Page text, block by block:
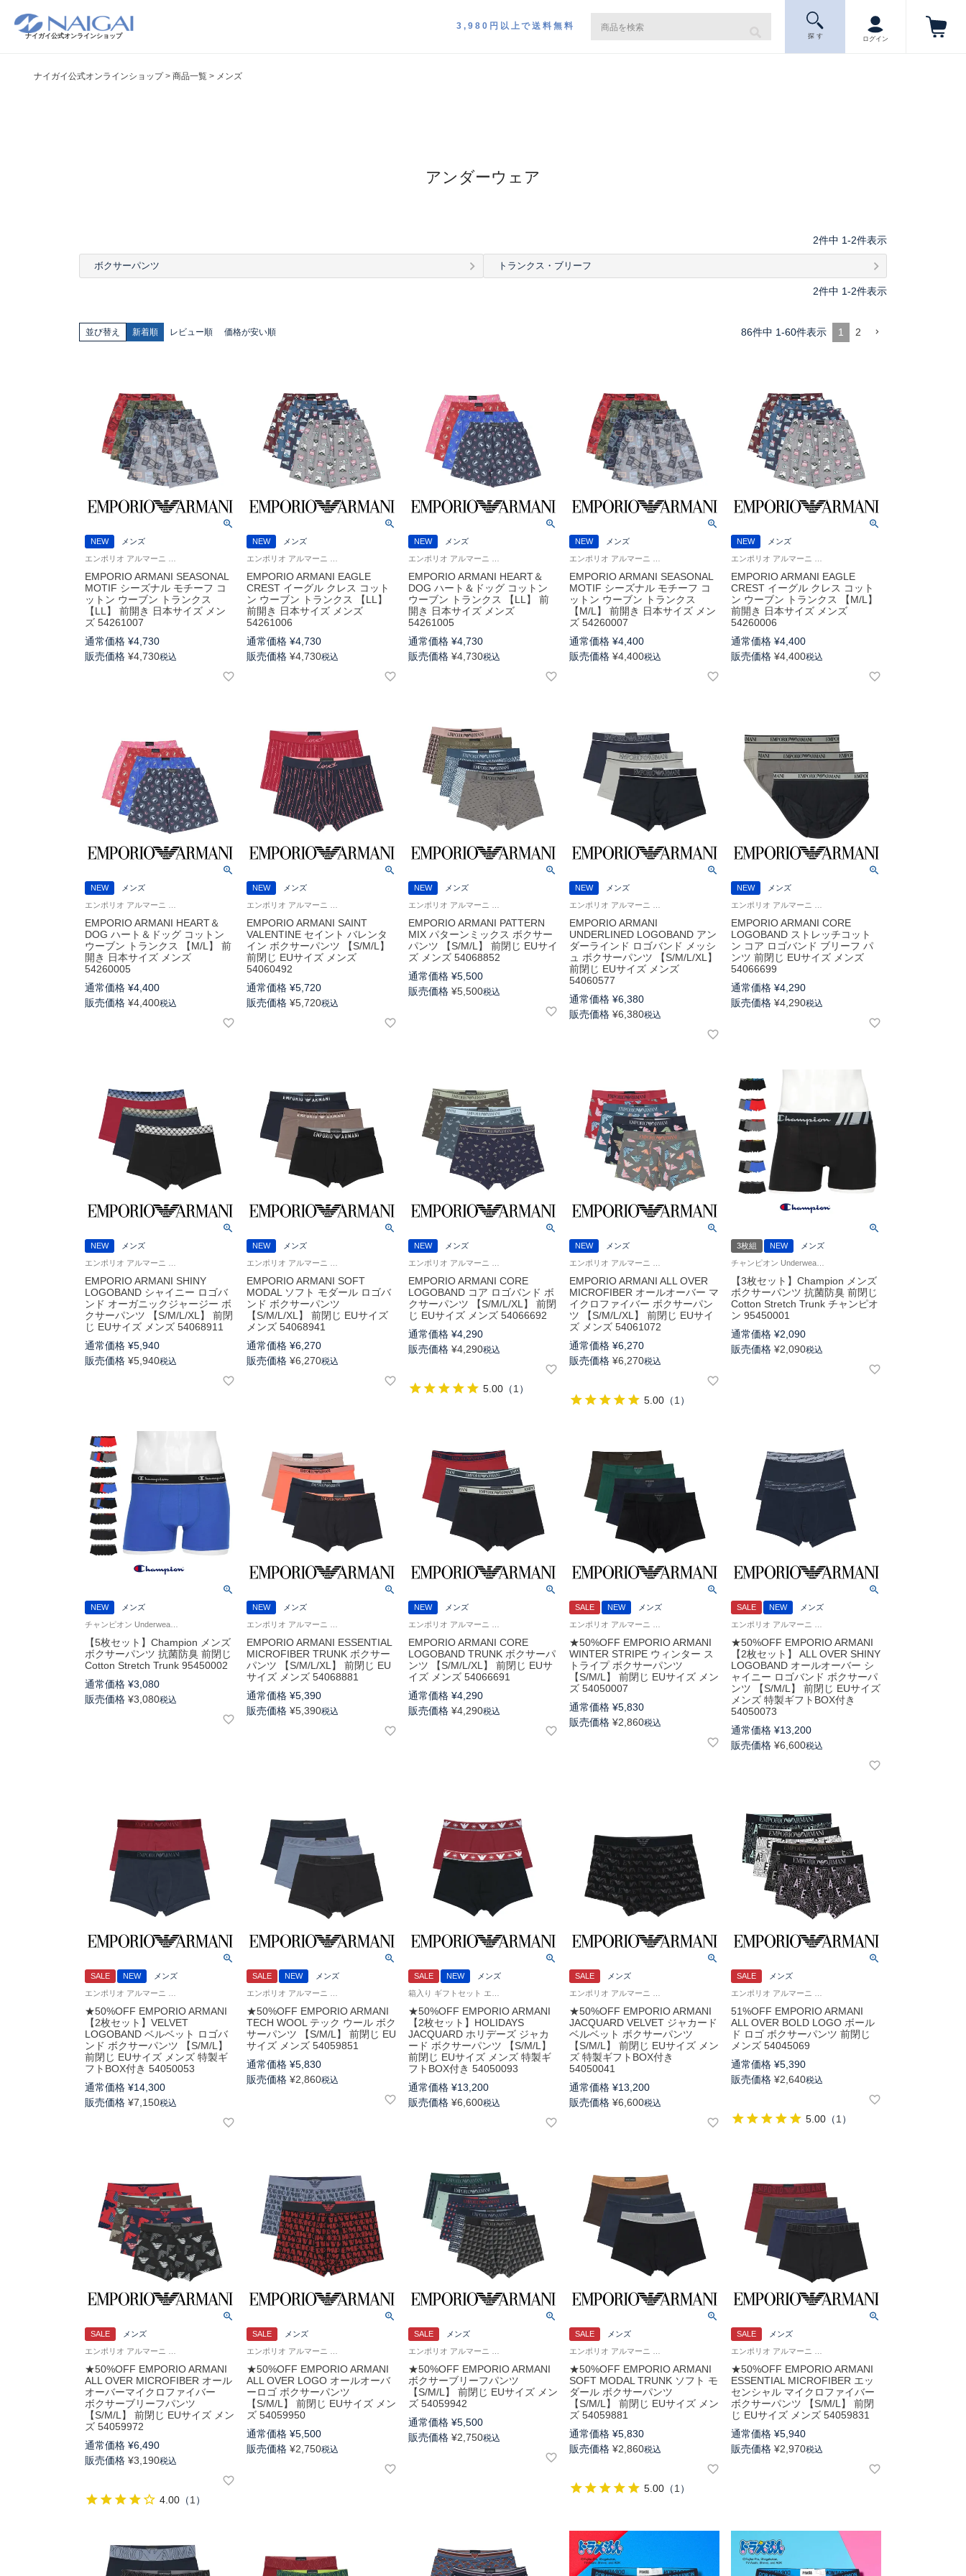
ナイガイ公式オンラインショップ
3,980円以上で送料無料
探 す ログイン
ナイガイ公式オンラインショップ 商品一覧 メンズ
アンダーウェア
2件中 1-2件表示
ボクサーパンツ トランクス・ブリーフ
2件中 1-2件表示
並び替え 新着順 レビュー順 価格が安い順 86件中 1-60件表示 1 2
NEW
メンズ
EMPORIO ARMANI SEASONAL
MOTIF シーズナル モチーフ コ
ットン ウーブン トランクス
【LL】 前開き 日本サイズ メン
ズ 54261007
通常価格 ¥4,730
販売価格 ¥4,730税込
NEW
メンズ
EMPORIO ARMANI EAGLE
CREST イーグル クレス コット
ン ウーブン トランクス 【LL】
前開き 日本サイズ メンズ
54261006
通常価格 ¥4,730
販売価格 ¥4,730税込
NEW
メンズ
EMPORIO ARMANI HEART＆
DOG ハート＆ドッグ コットン
ウーブン トランクス 【LL】 前
開き 日本サイズ メンズ
54261005
通常価格 ¥4,730
販売価格 ¥4,730税込
NEW
メンズ
EMPORIO ARMANI SEASONAL
MOTIF シーズナル モチーフ コ
ットン ウーブン トランクス
【M/L】 前開き 日本サイズ メン
ズ 54260007
通常価格 ¥4,400
販売価格 ¥4,400税込
NEW
メンズ
EMPORIO ARMANI EAGLE
CREST イーグル クレス コット
ン ウーブン トランクス 【M/L】
前開き 日本サイズ メンズ
54260006
通常価格 ¥4,400
販売価格 ¥4,400税込
NEW
メンズ
EMPORIO ARMANI HEART＆
DOG ハート＆ドッグ コットン
ウーブン トランクス 【M/L】 前
開き 日本サイズ メンズ
54260005
通常価格 ¥4,400
販売価格 ¥4,400税込
NEW
メンズ
EMPORIO ARMANI SAINT
VALENTINE セイント バレンタ
イン ボクサーパンツ 【S/M/L】
前閉じ EUサイズ メンズ
54060492
通常価格 ¥5,720
販売価格 ¥5,720税込
NEW
メンズ
EMPORIO ARMANI PATTERN
MIX パターンミックス ボクサー
パンツ 【S/M/L】 前閉じ EUサイ
ズ メンズ 54068852
通常価格 ¥5,500
販売価格 ¥5,500税込
NEW
メンズ
EMPORIO ARMANI
UNDERLINED LOGOBAND アン
ダーラインド ロゴバンド メッシ
ュ ボクサーパンツ 【S/M/L/XL】
前閉じ EUサイズ メンズ
54060577
通常価格 ¥6,380
販売価格 ¥6,380税込
NEW
メンズ
EMPORIO ARMANI CORE
LOGOBAND ストレッチコット
ン コア ロゴバンド ブリーフ パ
ンツ 前閉じ EUサイズ メンズ
54066699
通常価格 ¥4,290
販売価格 ¥4,290税込
NEW
メンズ
EMPORIO ARMANI SHINY
LOGOBAND シャイニー ロゴバ
ンド オーガニックジャージー ボ
クサーパンツ 【S/M/L/XL】 前閉
じ EUサイズ メンズ 54068911
通常価格 ¥5,940
販売価格 ¥5,940税込
NEW
メンズ
EMPORIO ARMANI SOFT
MODAL ソフト モダール ロゴバ
ンド ボクサーパンツ
【S/M/L/XL】 前閉じ EUサイズ
メンズ 54068941
通常価格 ¥6,270
販売価格 ¥6,270税込
NEW
メンズ
EMPORIO ARMANI CORE
LOGOBAND コア ロゴバンド ボ
クサーパンツ 【S/M/L/XL】 前閉
じ EUサイズ メンズ 54066692
通常価格 ¥4,290
販売価格 ¥4,290税込
5.00（1 ）
NEW
メンズ
EMPORIO ARMANI ALL OVER
MICROFIBER オールオーバー マ
イクロファイバー ボクサーパン
ツ 【S/M/L/XL】 前閉じ EUサイ
ズ メンズ 54061072
通常価格 ¥6,270
販売価格 ¥6,270税込
5.00 （1 ）
3枚組 NEW
メンズ
【3枚セット】Champion メンズ
ボクサーパンツ 抗菌防臭 前閉じ
Cotton Stretch Trunk チャンピオ
ン 95450001
通常価格 ¥2,090
販売価格 ¥2,090税込
NEW
メンズ
【5枚セット】Champion メンズ
ボクサーパンツ 抗菌防臭 前閉じ
Cotton Stretch Trunk 95450002
通常価格 ¥3,080
販売価格 ¥3,080税込
NEW
メンズ
EMPORIO ARMANI ESSENTIAL
MICROFIBER TRUNK ボクサー
パンツ 【S/M/L/XL】 前閉じ EU
サイズ メンズ 54068881
通常価格 ¥5,390
販売価格 ¥5,390税込
NEW
メンズ
EMPORIO ARMANI CORE
LOGOBAND TRUNK ボクサーパ
ンツ 【S/M/L/XL】 前閉じ EUサ
イズ メンズ 54066691
通常価格 ¥4,290
販売価格 ¥4,290税込
SALE NEW
メンズ
★50%OFF EMPORIO ARMANI
WINTER STRIPE ウィンター ス
トライプ ボクサーパンツ
【S/M/L】 前閉じ EUサイズ メン
ズ 54050007
通常価格 ¥5,830
販売価格 ¥2,860税込
SALE NEW
メンズ
★50%OFF EMPORIO ARMANI
【2枚セット】 ALL OVER SHINY
LOGOBAND オールオーバー シ
ャイニー ロゴバンド ボクサーパ
ンツ 【S/M/L】 前閉じ EUサイズ
メンズ 特製ギフトBOX付き
54050073
通常価格 ¥13,200
販売価格 ¥6,600税込
SALE NEW
メンズ
エンポリオ アルマーニ 箱入り アンダーウェア Underwear 男性 下着 パンツ ブランド
★50%OFF EMPORIO ARMANI
【2枚セット】VELVET
LOGOBAND ベルベット ロゴバ
ンド ボクサーパンツ 【S/M/L】
前閉じ EUサイズ メンズ 特製ギ
フトBOX付き 54050053
通常価格 ¥14,300
販売価格 ¥7,150税込
SALE NEW
メンズ
エンポリオ アルマーニ Underwear アンダーウェア 紳士 下着
★50%OFF EMPORIO ARMANI
TECH WOOL テック ウール ボク
サーパンツ 【S/M/L】 前閉じ EU
サイズ メンズ 54059851
通常価格 ¥5,830
販売価格 ¥2,860税込
SALE NEW
メンズ
箱入り ギフトセット エンポリオ アルマーニ アンダーウェア 男性 下着 パンツ
★50%OFF EMPORIO ARMANI
【2枚セット】HOLIDAYS
JACQUARD ホリデーズ ジャカ
ード ボクサーパンツ 【S/M/L】
前閉じ EUサイズ メンズ 特製ギ
フトBOX付き 54050093
通常価格 ¥13,200
販売価格 ¥6,600税込
SALE
メンズ
エンポリオ アルマーニ 箱入り Underwear 男性 下着 パンツ アンダーウェア
★50%OFF EMPORIO ARMANI
JACQUARD VELVET ジャカード
ベルベット ボクサーパンツ
【S/M/L】 前閉じ EUサイズ メン
ズ 特製ギフトBOX付き
54050041
通常価格 ¥13,200
販売価格 ¥6,600税込
SALE
メンズ
エンポリオ アルマーニ アンダーウェア Underwear 男性 メンズ 下着 パンツ ブランド
51%OFF EMPORIO ARMANI
ALL OVER BOLD LOGO ボール
ド ロゴ ボクサーパンツ 前閉じ
メンズ 54045069
通常価格 ¥5,390
販売価格 ¥2,640税込
5.00 （1）
SALE
メンズ
★50%OFF EMPORIO ARMANI
ALL OVER MICROFIBER オール
オーバーマイクロファイバー
ボクサーブリーフパンツ
【S/M/L】 前閉じ EUサイズ メン
ズ 54059972
通常価格 ¥6,490
販売価格 ¥3,190税込
4.00 （1）
SALE
メンズ
★50%OFF EMPORIO ARMANI
ALL OVER LOGO オールオーバ
ーロゴ ボクサーパンツ
【S/M/L】 前閉じ EUサイズ メン
ズ 54059950
通常価格 ¥5,500
販売価格 ¥2,750税込
SALE
メンズ
★50%OFF EMPORIO ARMANI
ボクサーブリーフパンツ
【S/M/L】 前閉じ EUサイズ メン
ズ 54059942
通常価格 ¥5,500
販売価格 ¥2,750税込
SALE
メンズ
★50%OFF EMPORIO ARMANI
SOFT MODAL TRUNK ソフト モ
ダール ボクサーパンツ
【S/M/L】 前閉じ EUサイズ メン
ズ 54059881
通常価格 ¥5,830
販売価格 ¥2,860税込
5.00 （1）
SALE
メンズ
★50%OFF EMPORIO ARMANI
ESSENTIAL MICROFIBER エッ
センシャル マイクロファイバー
ボクサーパンツ 【S/M/L】 前閉
じ EUサイズ メンズ 54059831
通常価格 ¥5,940
販売価格 ¥2,970税込